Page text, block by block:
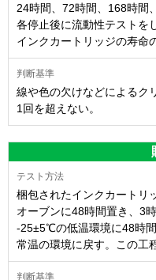
24時間、72時間、168時間
各停止後に流動性テストを
インクカートリッジの寿命
線や色の欠けなどによるク
1回を超えない。
梱包されたインクカートリ
オーブンに48時間置き、3
-25±5℃の低温環境に48時
常温の環境に戻す。この工